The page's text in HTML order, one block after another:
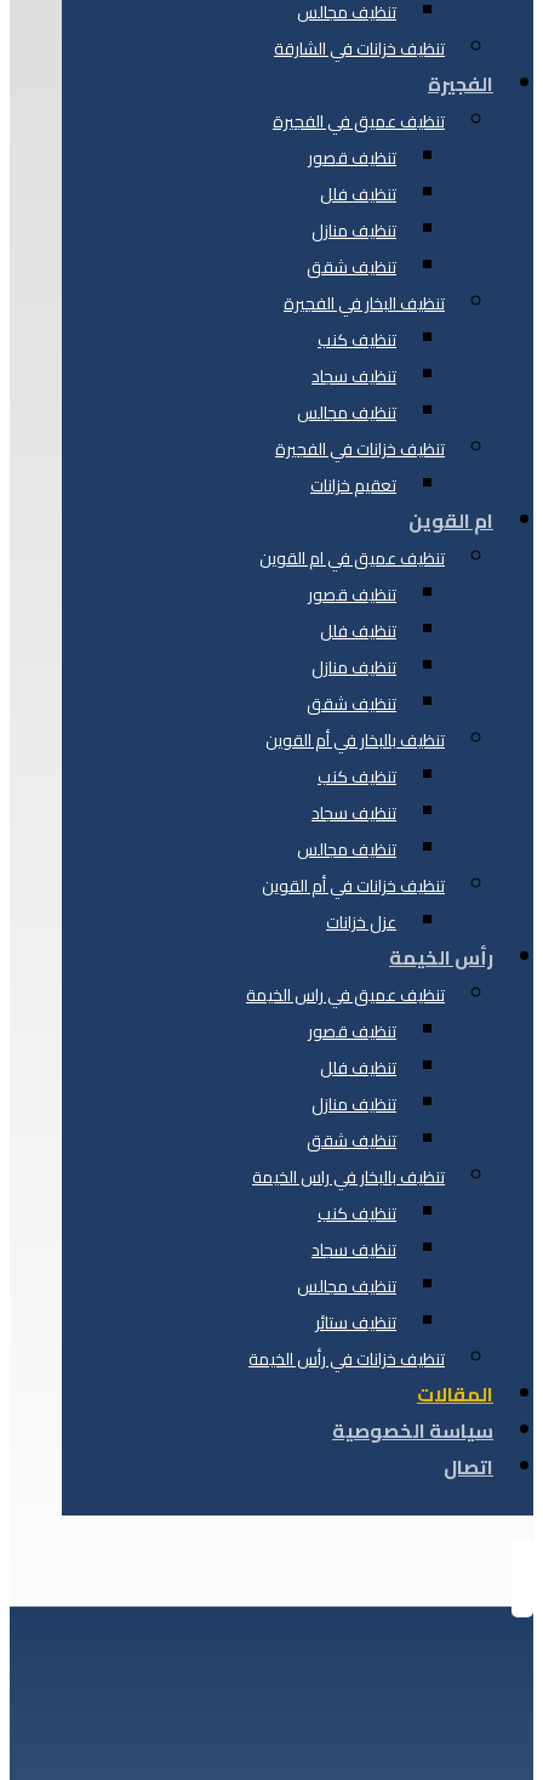
تنظيف مجالس
تنظيف خزانات في الشارقة
الفجيرة
تنظيف عميق في الفجيرة
تنظيف قصور
تنظيف فلل
تنظيف منازل
تنظيف شقق
تنظيف البخار في الفجيرة
تنظيف كنب
تنظيف سجاد
تنظيف مجالس
تنظيف خزانات في الفجيرة
تعقيم خزانات
ام القوين
تنظيف عميق في ام القوين
تنظيف قصور
تنظيف فلل
تنظيف منازل
تنظيف شقق
تنظيف بالبخار في أم القوين
تنظيف كنب
تنظيف سجاد
تنظيف مجالس
تنظيف خزانات في أم القوين
عزل خزانات
رأس الخيمة
تنظيف عميق في راس الخيمة
تنظيف قصور
تنظيف فلل
تنظيف منازل
تنظيف شقق
تنظيف بالبخار في راس الخيمة
تنظيف كنب
تنظيف سجاد
تنظيف مجالس
تنظيف ستائر
تنظيف خزانات في رأس الخيمة
المقالات
سياسة الخصوصية
اتصال